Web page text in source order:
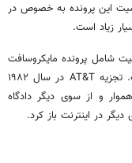
این پرونده به خصوص در
زیاد است.
شامل پرونده مایکروسافت
در سال ۱۹۹۸ و AT&T در سال ۱۹۷۴ میلادی است. تجزیه AT&T در سال ۱۹۸۲
و از سوی دیگر دادگاه
در اینترنت باز کرد.